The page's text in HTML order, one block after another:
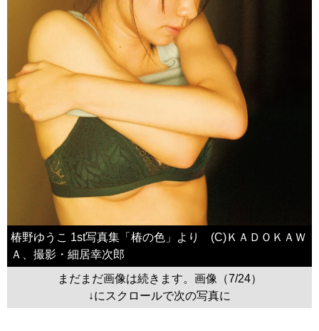
椿野ゆうこ 1st写真集「椿の色」より (C)ＫＡＤＯＫＡＷ
Ａ、撮影・細居幸次郎
まだまだ画像は続きます。画像（7/24）
↓にスクロールで次の写真に